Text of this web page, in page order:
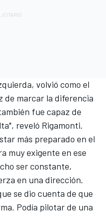
volvió como el
de marcar la diferencia
fue capaz de
reveló Rigamonti.
más preparado en el
muy exigente en ese
ser constante,
en una dirección.
se dio cuenta de que
Podía pilotar de una